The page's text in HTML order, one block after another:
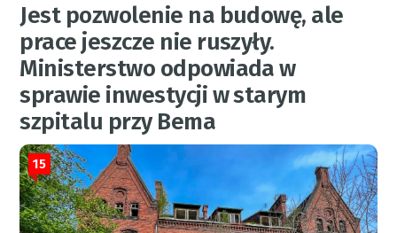
Jest pozwolenie na budowę, ale
prace jeszcze nie ruszyły.
Ministerstwo odpowiada w
sprawie inwestycji w starym
szpitalu przy Bema
15